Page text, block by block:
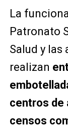
La
Patronato
Salud y
realizan
centros de
censos